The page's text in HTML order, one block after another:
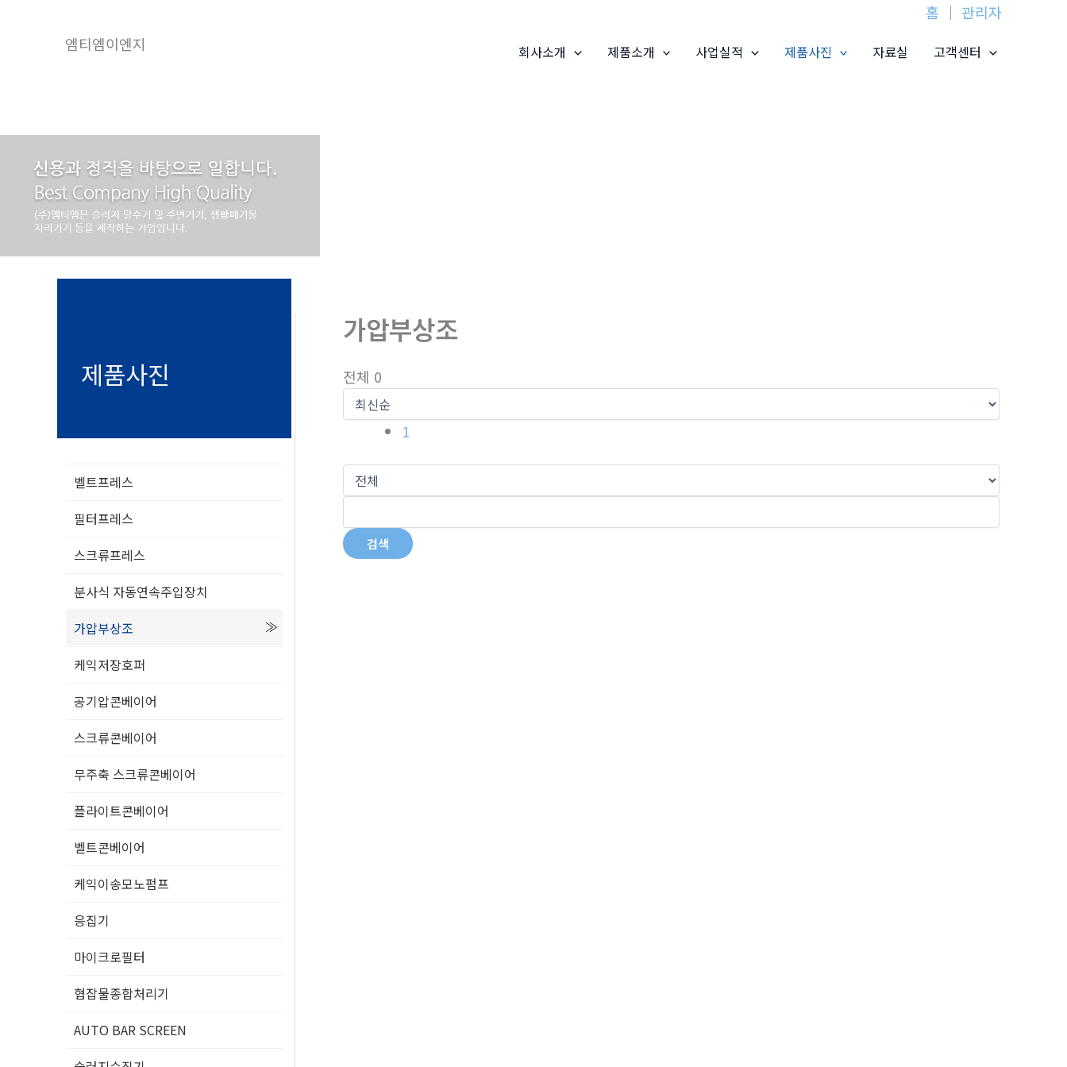
홈 │ 관리자
엠티엠이엔지
회사소개 제품소개 사업실적 제품사진 자료실 고객센터
제품사진
벨트프레스
필터프레스
스크류프레스
분사식 자동연속주입장치
가압부상조
케익저장호퍼
공기압콘베이어
스크류콘베이어
무주축 스크류콘베이어
플라이트콘베이어
벨트콘베이어
케익이송모노펌프
응집기
마이크로필터
협잡물종합처리기
AUTO BAR SCREEN
가압부상조
전체 0
1
검색